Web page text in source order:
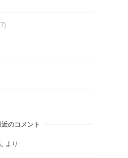
のコメント
より